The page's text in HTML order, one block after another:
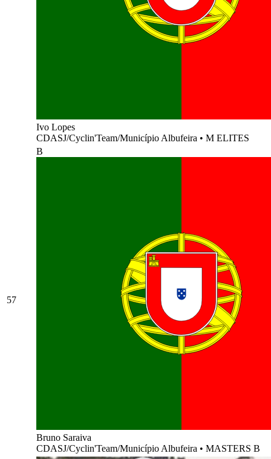
Ivo Lopes
CDASJ/Cyclin'Team/Município Albufeira • M ELITES
57
B
Bruno Saraiva
CDASJ/Cyclin'Team/Município Albufeira • MASTERS B